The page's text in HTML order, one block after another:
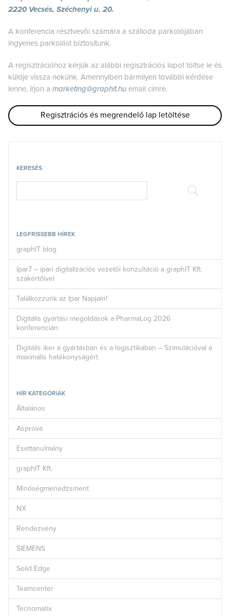
KERESÉS
LEGFRISSEBB HÍREK
graphIT blog
Ipar7 – ipari digitalizációs vezetői konzultáció a graphIT Kft.
szakértőivel
Találkozzunk az Ipar Napjain!
Digitális gyártási megoldások a PharmaLog 2026
konferencián
Digitális iker a gyártásban és a logisztikában – Szimulációval a
maximális hatékonyságért
HÍR KATEGÓRIÁK
Általános
Asprova
Esettanulmány
graphIT Kft.
Minőségmenedzsment
NX
Rendezvény
SIEMENS
Solid Edge
Teamcenter
Tecnomatix
2220 Vecsés, Széchenyi u. 20.
A konferencia résztvevői számára a szálloda parkolójában
ingyenes parkolást biztosítunk.
A regisztrációhoz kérjük az alábbi regisztrációs lapot töltse le és
küldje vissza nekünk. Amennyiben bármilyen további kérdése
lenne, írjon a marketing@graphit.hu email címre.
Regisztrációs és megrendelő lap letöltése